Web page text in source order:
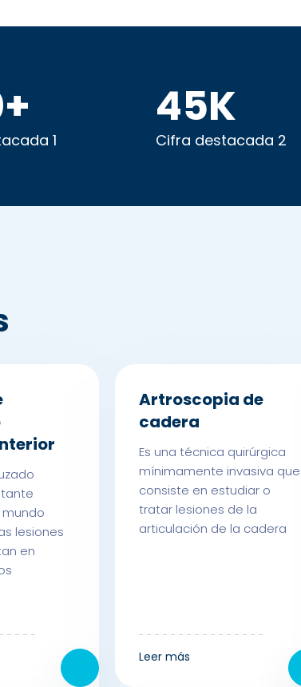
+
1
45K
Cifra destacada 2
lesiones
en
Artroscopia de
cadera
Es una técnica quirúrgica
mínimamente invasiva que
consiste en estudiar o
tratar lesiones de la
articulación de la cadera
Leer más